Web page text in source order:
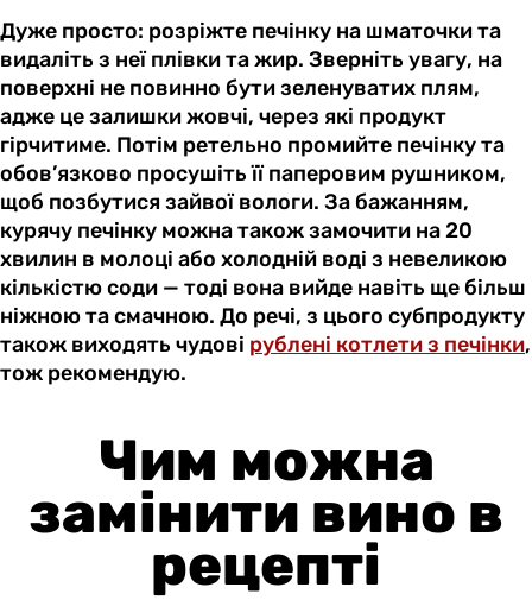
Дуже просто: розріжте печінку на шматочки та
видаліть з неї плівки та жир. Зверніть увагу, на
поверхні не повинно бути зеленуватих плям,
адже це залишки жовчі, через які продукт
гірчитиме. Потім ретельно промийте печінку та
обов’язково просушіть її паперовим рушником,
щоб позбутися зайвої вологи. За бажанням,
курячу печінку можна також замочити на 20
хвилин в молоці або холодній воді з невеликою
кількістю соди — тоді вона вийде навіть ще більш
ніжною та смачною. До речі, з цього субпродукту
також виходять чудові рублені котлети з печінки,
тож рекомендую.
Чим можна
замінити вино в
рецепті